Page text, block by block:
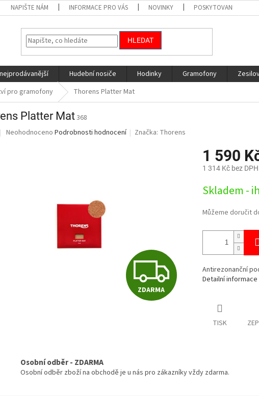
NAPIŠTE NÁM INFORMACE PRO VÁS NOVINKY POSKYTOVANÉ SLUŽBY
HLEDAT
Hudební nosiče Hodinky Gramofony
pro gramofony Thorens Platter Mat
Platter Mat368
Průměrné
Neohodnoceno Podrobnosti hodnocení Značka: Thorens
Z
D
R
ZDARMA
1 590
1 314 Kč bez DPH
cena:
Skladem -
Můžeme doručit
Antirezonanční
Detailní informace
TISK
Osobní odběr - ZDARMA
Osobní odběr zboží na obchodě je u nás pro zákazníky vždy zdarma.